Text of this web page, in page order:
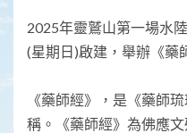
2025年靈鷲山第一場水
(星期日)啟建，舉辦《藥
《藥師經》，是《藥師
稱。《藥師經》為佛應